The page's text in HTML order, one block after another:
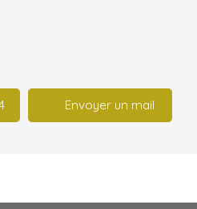
Envoyer un mail